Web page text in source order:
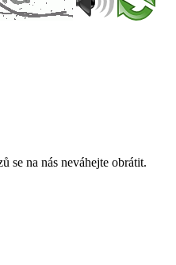
se na nás neváhejte obrátit.